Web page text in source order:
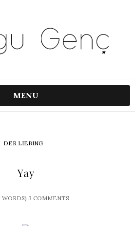
MENU
DER LIEBING
Yay
WORDS) 3 COMMENTS